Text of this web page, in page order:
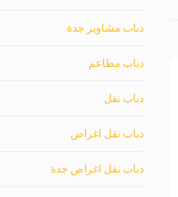
دباب مشاوير جدة
دباب مطاعم
دباب نقل
دباب نقل اغراض
دباب نقل اغراض جدة